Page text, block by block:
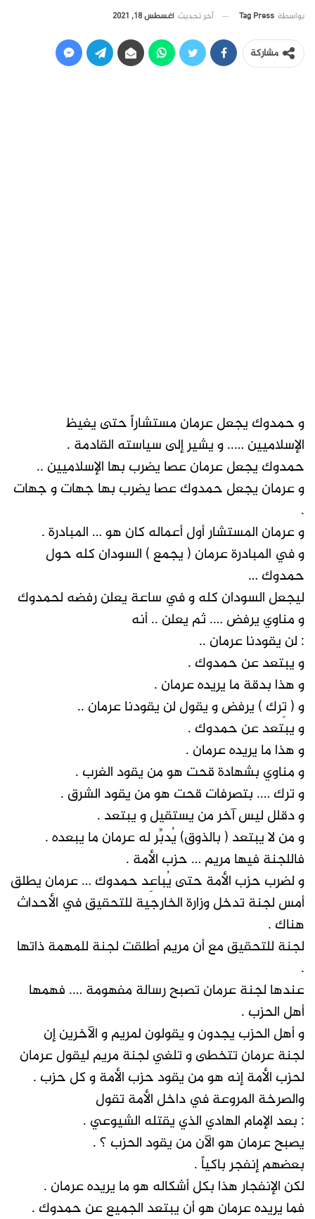
بواسطة Tag Press آخر تحديث أغسطس 18, 2021
مشاركة
و حمدوك يجعل عرمان مستشاراً حتى يغيظ
الإسلاميين ….. و يشير إلى سياسته القادمة .
حمدوك يجعل عرمان عصا يضرب بها الإسلاميين ..
و عرمان يجعل حمدوك عصا يضرب بها جهات و جهات
.
و عرمان المستشار أول أعماله كان هو … المبادرة .
و في المبادرة عرمان ( يجمع ) السودان كله حول
حمدوك …
ليجعل السودان كله و في ساعة يعلن رفضه لحمدوك
و مناوي يرفض …. ثم يعلن .. أنه
: لن يقودنا عرمان ..
و يبتعد عن حمدوك .
و هذا بدقة ما يريده عرمان .
و ( تِرك ) يرفض و يقول لن يقودنا عرمان ..
و يبتعد عن حمدوك .
و هذا ما يريده عرمان .
و مناوي بشهادة قحت هو من يقود الغرب .
و ترك …. بتصرفات قحت هو من يقود الشرق .
و دقلل ليس آخر من يستقيل و يبتعد .
و من لا يبتعد ( بالذوق) يُدبِّر له عرمان ما يبعده .
فاللجنة فيها مريم … حزب الأمة .
و لضرب حزب الأمة حتى يُباعِد حمدوك … عرمان يطلق
أمس لجنة تدخل وزارة الخارجية للتحقيق في الأحداث
هناك .
لجنة للتحقيق مع أن مريم أطلقت لجنة للمهمة ذاتها
.
عندها لجنة عرمان تصبح رسالة مفهومة …. فهمها
أهل الحزب .
و أهل الحزب يجدون و يقولون لمريم و الآخرين إن
لجنة عرمان تتخطى و تلغي لجنة مريم ليقول عرمان
لحزب الأمة إنه هو من يقود حزب الأمة و كل حزب .
والصرخة المروعة في داخل الأمة تقول
: بعد الإمام الهادي الذي يقتله الشيوعي .
يصبح عرمان هو الآن من يقود الحزب ؟ .
بعضهم إنفجر باكياً .
لكن الإنفجار هذا بكل أشكاله هو ما يريده عرمان .
فما يريده عرمان هو أن يبتعد الجميع عن حمدوك .